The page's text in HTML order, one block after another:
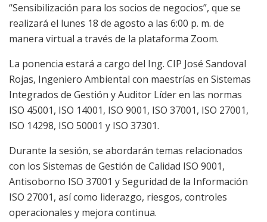
“Sensibilización para los socios de negocios”, que se
realizará el lunes 18 de agosto a las 6:00 p. m. de
manera virtual a través de la plataforma Zoom.
La ponencia estará a cargo del Ing. CIP José Sandoval
Rojas, Ingeniero Ambiental con maestrías en Sistemas
Integrados de Gestión y Auditor Líder en las normas
ISO 45001, ISO 14001, ISO 9001, ISO 37001, ISO 27001,
ISO 14298, ISO 50001 y ISO 37301.
Durante la sesión, se abordarán temas relacionados
con los Sistemas de Gestión de Calidad ISO 9001,
Antisoborno ISO 37001 y Seguridad de la Información
ISO 27001, así como liderazgo, riesgos, controles
operacionales y mejora continua.